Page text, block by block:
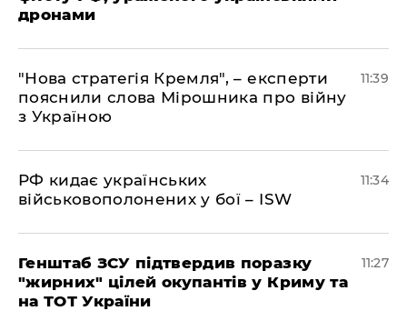
дронами
"Нова стратегія Кремля", – експерти
пояснили слова Мірошника про війну
з Україною
11:39
РФ кидає українських
військовополонених у бої – ISW
11:34
Генштаб ЗСУ підтвердив поразку
"жирних" цілей окупантів у Криму та
на ТОТ України
11:27